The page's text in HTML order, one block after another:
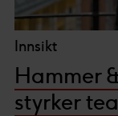
Innsikt
Hammer
styrker